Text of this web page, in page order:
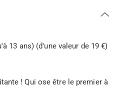
13 ans) (d'une valeur de 19 €)
! Qui ose être le premier à